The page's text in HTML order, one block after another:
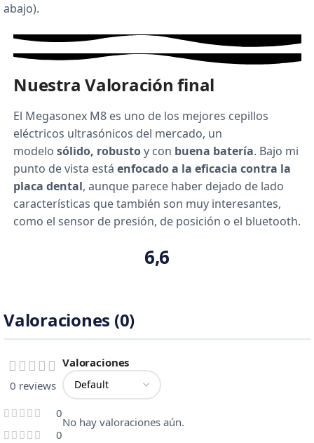
abajo).
6,6
Nuestra Valoración final
El Megasonex M8 es uno de los mejores cepillos
eléctricos ultrasónicos del mercado, un
modelo sólido, robustoy con buena batería. Bajo mi
punto de vista está enfocado a la eficacia contra la
placa dental, aunque parece haber dejado de lado
características que también son muy interesantes,
como el sensor de presión, de posición o el bluetooth.
Valoraciones (0)
0 reviews
0
0
Valoraciones
No hay valoraciones aún.